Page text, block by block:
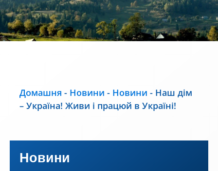
Домашня - Новини - Новини - Наш дім
– Україна! Живи і працюй в Україні!
Новини